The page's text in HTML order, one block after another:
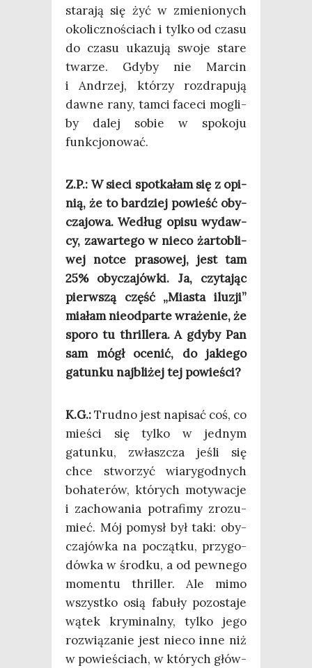
sta­ra­ją się żyć w zmie­nio­nych
oko­licz­no­ściach i tyl­ko od cza­su
do cza­su uka­zu­ją swo­je sta­re
twa­rze. Gdy­by nie Mar­cin
i Andrzej, któ­rzy roz­dra­pu­ją
daw­ne rany, tam­ci face­ci mogli­
by dalej sobie w spo­ko­ju
funkcjonować.
Z.P.: W sie­ci spo­tka­łam się z opi­
nią, że to bar­dziej powieść oby­
cza­jo­wa. Według opi­su wydaw­
cy, zawar­te­go w nie­co żar­to­bli­
wej not­ce pra­so­wej, jest tam
25% oby­cza­jów­ki. Ja, czy­ta­jąc
pierw­szą część „Mia­sta ilu­zji”
mia­łam nie­od­par­te wra­że­nie, że
spo­ro tu thril­le­ra. A gdy­by Pan
sam mógł oce­nić, do jakie­go
gatun­ku naj­bli­żej tej powieści?
K.G.:Trud­no jest napi­sać coś, co
mie­ści się tyl­ko w jed­nym
gatun­ku, zwłasz­cza jeśli się
chce stwo­rzyć wia­ry­god­nych
boha­te­rów, któ­rych moty­wa­cje
i zacho­wa­nia potra­fi­my zro­zu­
mieć. Mój pomysł był taki: oby­
cza­jów­ka na począt­ku, przy­go­
dów­ka w środ­ku, a od pew­ne­go
momen­tu thril­ler. Ale mimo
wszyst­ko osią fabu­ły pozo­sta­je
wątek kry­mi­nal­ny, tyl­ko jego
roz­wią­za­nie jest nie­co inne niż
w powie­ściach, w któ­rych głów­